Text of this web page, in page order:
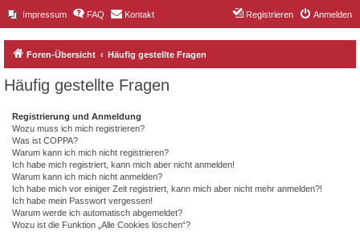
Impressum FAQ Kontakt Anmelden
Registrieren
Foren-Übersicht Häufig gestellte Fragen
Häufig gestellte Fragen
Registrierung und Anmeldung
Wozu muss ich mich registrieren?
Was ist COPPA?
Warum kann ich mich nicht registrieren?
Ich habe mich registriert, kann mich aber nicht anmelden!
Warum kann ich mich nicht anmelden?
Ich habe mich vor einiger Zeit registriert, kann mich aber nicht mehr anmelden?!
Ich habe mein Passwort vergessen!
Warum werde ich automatisch abgemeldet?
Wozu ist die Funktion „Alle Cookies löschen“?